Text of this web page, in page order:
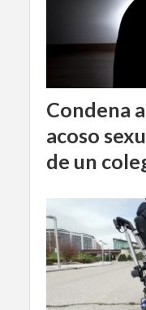
Condena
acoso
de un